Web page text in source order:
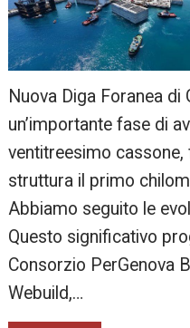
Nuova Diga Foranea di
un’importante fase di
ventitreesimo
struttura il primo
Abbiamo seguito le
Questo significativo
Consorzio PerGenova
Webuild,…